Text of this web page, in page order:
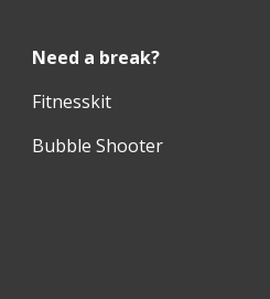
Need a break?
Fitnesskit
Bubble Shooter